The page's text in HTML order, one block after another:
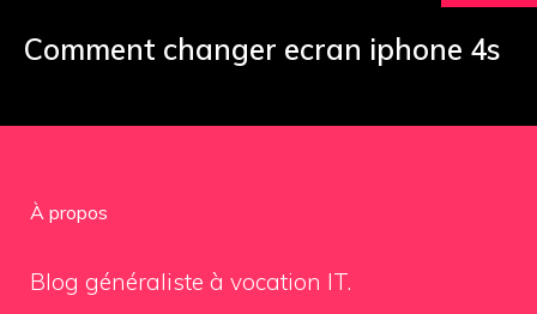
Comment changer ecran iphone 4s
À propos
Blog généraliste à vocation IT.